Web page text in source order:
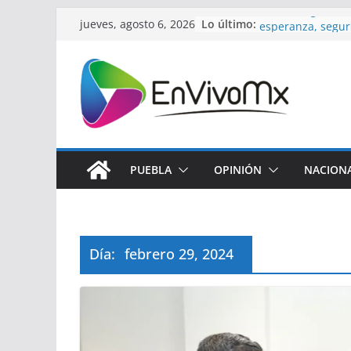
Saltar
contenido
jueves, agosto 6, 2026 Lo último: Devuelve
Real Madrid
Puebla aplica
comunitario
Lobos en su
Evitar
PUEBLA OPINIÓN
Día: febrero 29, 2024